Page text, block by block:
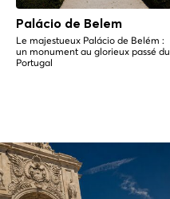
Palácio de Belem
Le majestueux Palácio de Belém :
un monument au glorieux passé du
Portugal